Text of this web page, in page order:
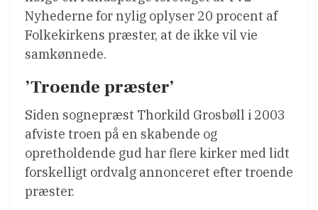
Nyhederne for nylig oplyser 20 procent af
Folkekirkens præster, at de ikke vil vie
samkønnede.
’Troende præster’
Siden sognepræst Thorkild Grosbøll i 2003
afviste troen på en skabende og
opretholdende gud har flere kirker med lidt
forskelligt ordvalg annonceret efter troende
præster.